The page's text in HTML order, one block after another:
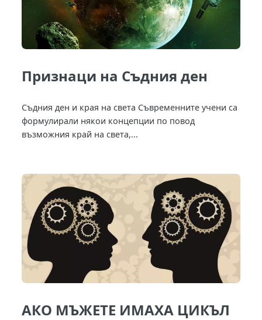
Признаци на Съдния ден
Съдния ден и края на света Съвременните учени са
формулирали някои концепции по повод
възможния край на света,...
АКО МЪЖЕТЕ ИМАХА ЦИКЪЛ